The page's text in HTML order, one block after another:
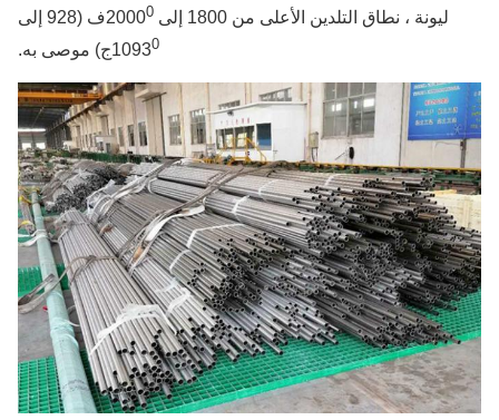
ليونة ، نطاق التلدين الأعلى من 1800 إلى 2000
0
ف (928 إلى
1093ج) موصى به.